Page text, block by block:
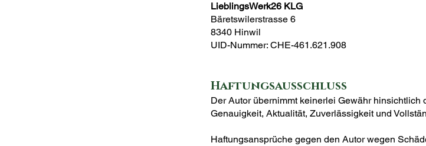
LieblingsWerk26 KLG
Bäretswilerstrasse 6
8340 Hinwil
UID-Nummer: CHE-461.621.908
Haftungsausschluss
Der Autor übernimmt keinerlei Gewähr hinsichtlich
Genauigkeit, Aktualität, Zuverlässigkeit und
Haftungsansprüche gegen den Autor wegen